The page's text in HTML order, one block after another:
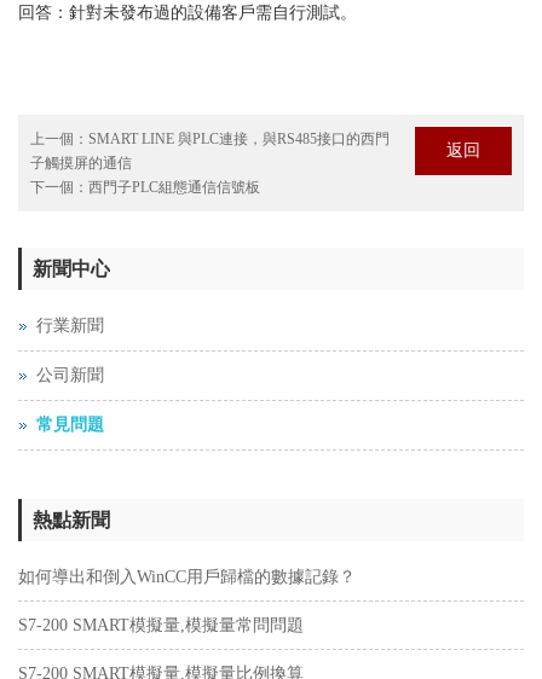
回答：針對未發布過的設備客戶需自行測試。
上一個： SMART LINE 與PLC連接，與RS485接口的西門
子觸摸屏的通信
下一個： 西門子PLC組態通信信號板
返回
新聞中心
行業新聞
公司新聞
常見問題
熱點新聞
如何導出和倒入WinCC用戶歸檔的數據記錄？
S7-200 SMART模擬量,模擬量常問問題
S7-200 SMART模擬量,模擬量比例換算